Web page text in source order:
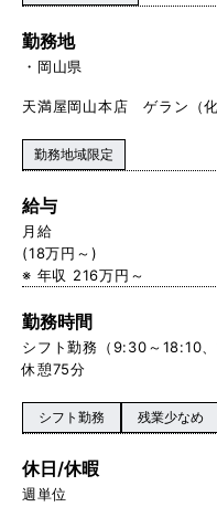
勤務地
岡山県
天満屋岡山本店 ゲラン（化
勤務地域限定
給与
月給
(18万円～)
※ 年収 216万円～
勤務時間
シフト勤務（9:30～18:10
休憩75分
シフト勤務 残業少なめ
休日/休暇
週単位